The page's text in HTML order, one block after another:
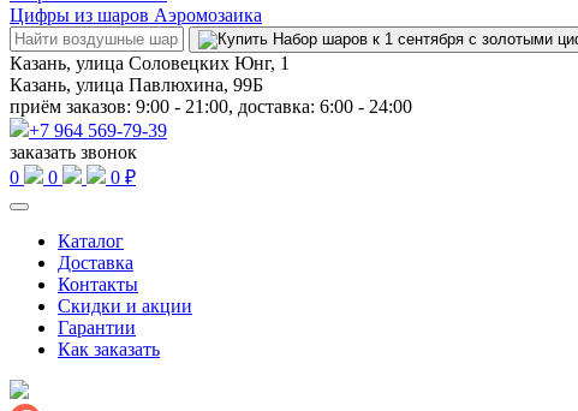
Цифры из шаров Аэромозаика
Казань, улица Соловецких Юнг, 1
Казань, улица Павлюхина, 99Б
приём заказов: 9:00 - 21:00, доставка: 6:00 - 24:00
+7 964 569-79-39
заказать звонок
0
0 0 ₽
Каталог
Доставка
Контакты
Скидки и акции
Гарантии
Как заказать